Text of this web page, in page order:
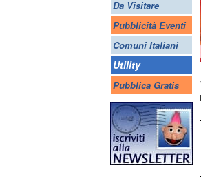
Da Visitare
Pubblicità Eventi
Comuni Italiani
Utility
Pubblica Gratis